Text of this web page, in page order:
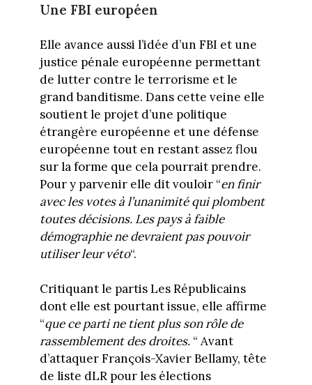
Une FBI européen
Elle avance aussi l’idée d’un FBI et une
justice pénale européenne permettant
de lutter contre le terrorisme et le
grand banditisme. Dans cette veine elle
soutient le projet d’une politique
étrangère européenne et une défense
européenne tout en restant assez flou
sur la forme que cela pourrait prendre.
Pour y parvenir elle dit vouloir “en finir
avec les votes à l’unanimité qui plombent
toutes décisions. Les pays à faible
démographie ne devraient pas pouvoir
utiliser leur véto“.
Critiquant le partis Les Républicains
dont elle est pourtant issue, elle affirme
“que ce parti ne tient plus son rôle de
rassemblement des droites.“ Avant
d’attaquer François-Xavier Bellamy, tête
de liste dLR pour les élections